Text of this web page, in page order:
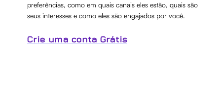
preferências, como em quais canais eles estão, quais são
seus interesses e como eles são engajados por você.
Crie uma conta Grátis